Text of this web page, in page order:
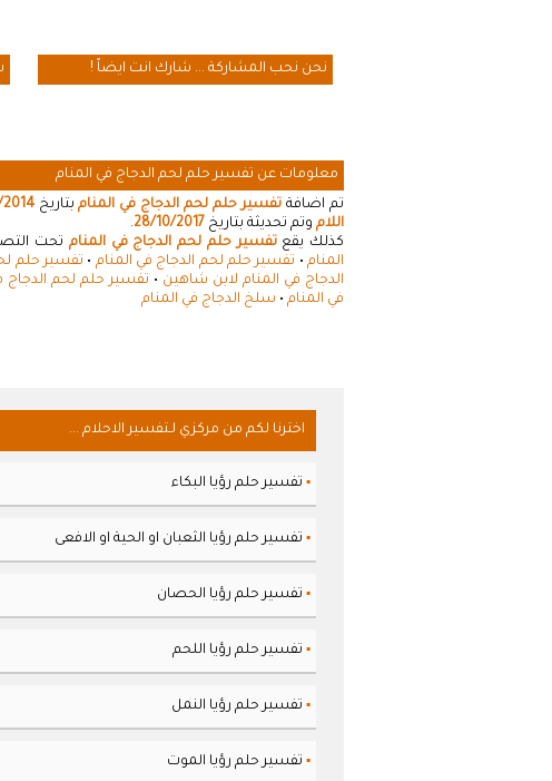
نحن نحب المشاركة ... شارك انت ايضاً !
معلومات عن تفسير حلم لحم الدجاج في المنام
تم اضافة تفسير حلم لحم الدجاج في المنامبتاريخ
اللام وتم تحديثة بتاريخ 28/10/2017
.
كذلك يقعتفسير حلم لحم الدجاج في المنام تحت
المنام• تفسير حلم لحم الدجاج في المنام • تفسير حلم
الدجاج في المنام لابن شاهين • تفسير حلم لحم الدجاج
في المنام • سلخ الدجاج في المنام
اخترنا لكم من مركزي لـتفسير الاحلام ...
▪ تفسير حلم رؤيا البكاء
▪ تفسير حلم رؤيا الثعبان او الحية او الافعى
▪ تفسير حلم رؤيا الحصان
▪ تفسير حلم رؤيا اللحم
▪ تفسير حلم رؤيا النمل
▪ تفسير حلم رؤيا الموت